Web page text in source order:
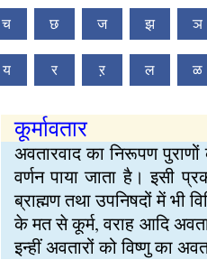
च छ ज झ ञ
य र ऱ ल ळ
कूर्मावतार
अवतारवाद का निरूपण
वर्णन पाया जाता है। इसी
ब्राह्मण तथा उपनिषदों में भी
के मत से कूर्म, वराह आदि
इन्हीं अवतारों को विष्णु का